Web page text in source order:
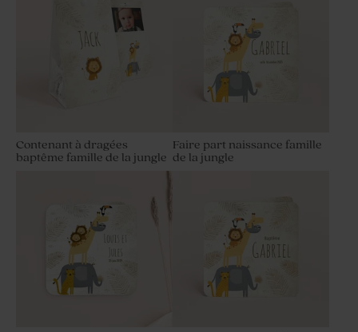
Contenant à dragées
baptême famille de la jungle
Faire part naissance famille
de la jungle